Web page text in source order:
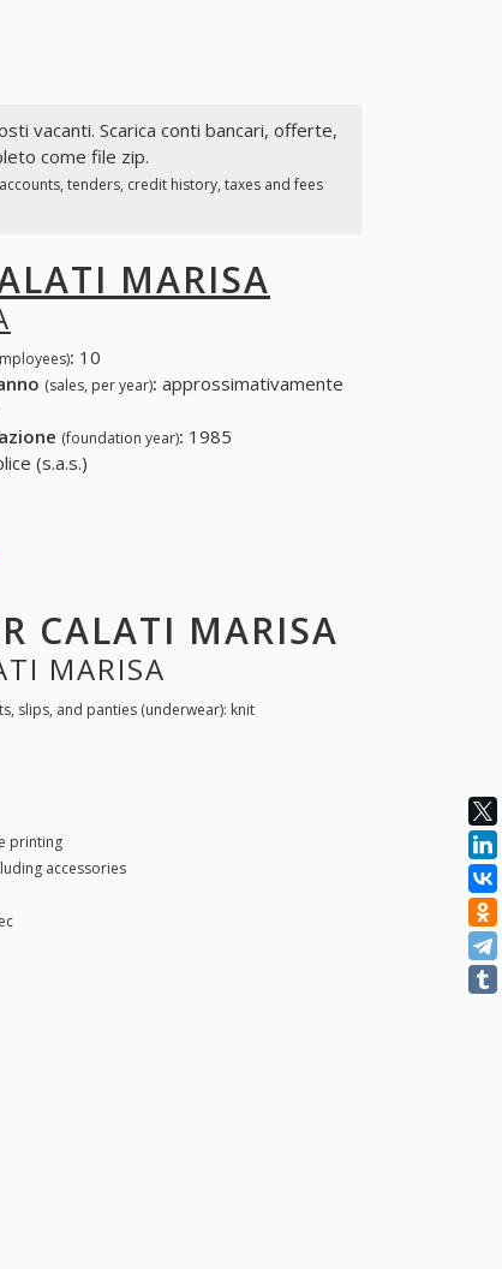
vacanti. Scarica conti bancari, offerte,
come file zip.
tenders, credit history, taxes and fees
MARISA
: 10
(sales, per year): approssimativamente
(foundation year): 1985
(s.a.s.)
CALATI MARISA
MARISA
slips, and panties (underwear): knit
printing
accessories